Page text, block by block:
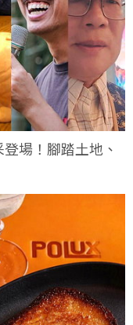
場！腳踏土地、